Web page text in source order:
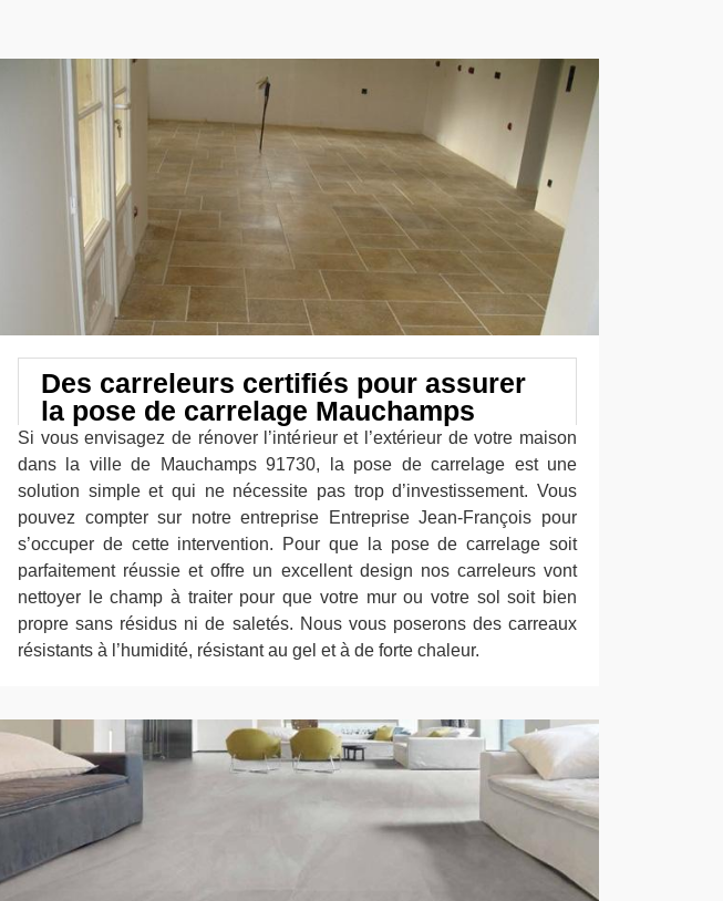
Des carreleurs certifiés pour assurer
la pose de carrelage Mauchamps
Si vous envisagez de rénover l’intérieur et l’extérieur de votre maison
dans la ville de Mauchamps 91730, la pose de carrelage est une
solution simple et qui ne nécessite pas trop d’investissement. Vous
pouvez compter sur notre entreprise Entreprise Jean-François pour
s’occuper de cette intervention. Pour que la pose de carrelage soit
parfaitement réussie et offre un excellent design nos carreleurs vont
nettoyer le champ à traiter pour que votre mur ou votre sol soit bien
propre sans résidus ni de saletés. Nous vous poserons des carreaux
résistants à l’humidité, résistant au gel et à de forte chaleur.